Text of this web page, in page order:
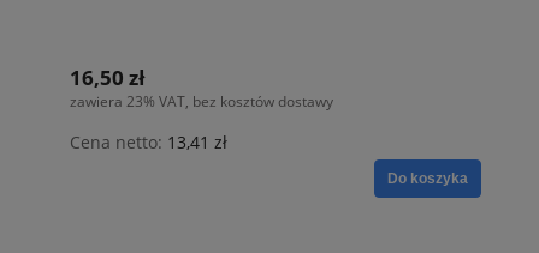
16,50 zł
zawiera 23% VAT, bez kosztów dostawy
Cena netto: 13,41 zł
Do koszyka